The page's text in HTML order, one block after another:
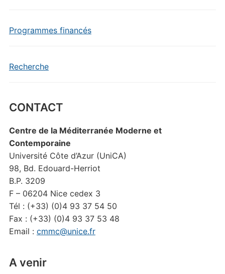
Programmes financés
Recherche
CONTACT
Centre de la Méditerranée Moderne et
Contemporaine
Université Côte d’Azur (UniCA)
98, Bd. Edouard-Herriot
B.P. 3209
F – 06204 Nice cedex 3
Tél : (+33) (0)4 93 37 54 50
Fax : (+33) (0)4 93 37 53 48
Email : cmmc@unice.fr
A venir